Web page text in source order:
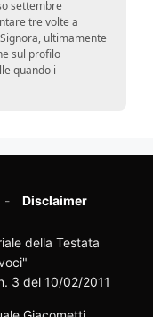
settembre
tre volte a
ultimamente
sul profilo
quando i
Disclaimer
della Testata
3 del 10/02/2011